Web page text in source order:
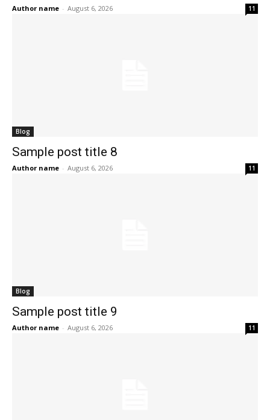
Author name - August 6, 2026 11
Blog
Sample post title 8
Author name - August 6, 2026 11
Blog
Sample post title 9
Author name - August 6, 2026 11